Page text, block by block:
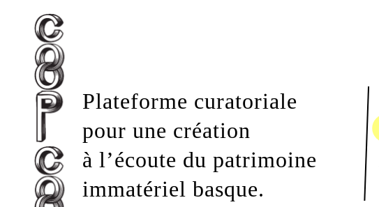
Plateforme curatoriale
pour une création
à l’écoute du patrimoine
immatériel basque.